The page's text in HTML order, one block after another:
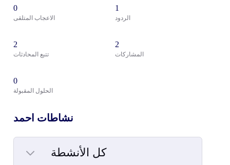
0
الاعجاب المتلقى
1
الردود
2
تتبع المحادثات
2
المشاركات
0
الحلول المقبولة
نشاطات احمد
كل الأنشطة